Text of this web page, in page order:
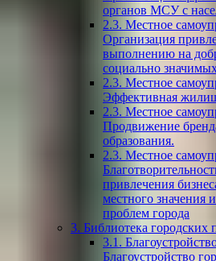
органов МСУ с
2.3. Местное
Организация
выполнению на
социально
2.3. Местное
Эффективная
2.3. Местное
Продвижение
образования.
2.3. Местное
привлечения
местного значения
проблем города
3. Библиотека
3.1.
Благоустройство